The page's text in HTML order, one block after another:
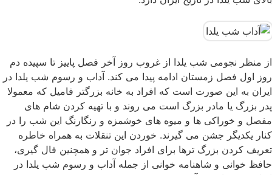
از منظر نجومی شب یلدا از غروب روز آخر فصل پاییز تا سپیده دم
روز اول فصل زمستان ادامه پیدا می کند. آداب و رسوم شب یلدا در
ایران به این صورت است که افراد به خانه بزرگتر فامیل که معمولا
پدر بزرگ یا مادر بزرگ است می روند و با تهیه کردن شام های
مفصل و خوراکی ها و میوه های خوشمزه و رنگارنگ این شب را در
کنار یکدیگر جشن می گیرند. خوردن این تنقلات به همراه خاطره
تعریف کردن بزرگ ترها برای افراد جوان تر و همچنین فال گیری،‌
حافظ خوانی و شاهنامه خوانی از جمله آداب و رسوم شب یلدا در